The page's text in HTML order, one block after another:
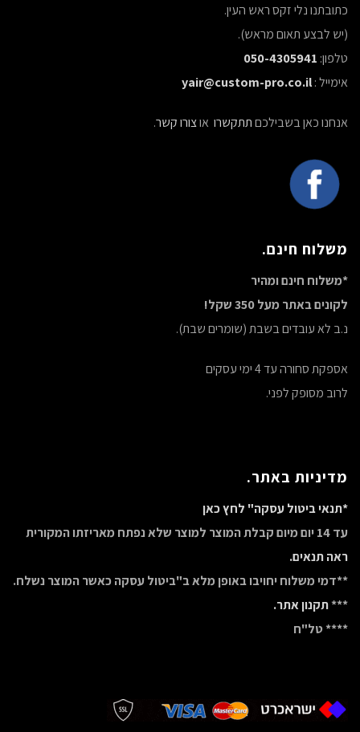
כתובתנו נלי זקס ראש העין.
(יש לבצע תאום מראש).
טלפון: 050-4305941
אימייל :yair@custom-pro.co.il
אנחנו כאן בשבילכםתתקשרו אוצורו קשר.
משלוח חינם.
*משלוח חינם ומהיר
לקונים באתר מעל 350 שקל!
נ.ב לא עובדים בשבת (שומרים שבת).
אספקת סחורה עד 4 ימי עסקים
לרוב מסופק לפני.
מדיניות באתר.
*תנאי ביטול עסקה" לחץ כאן
עד 14 יום מיום קבלת המוצר למוצר שלא נפתח מאריזתו המקורית
ראה תנאים.
**דמי משלוח יחויבו באופן מלא ב"ביטול עסקה כאשר המוצר נשלח.
***תקנון אתר.
**** טל"ח